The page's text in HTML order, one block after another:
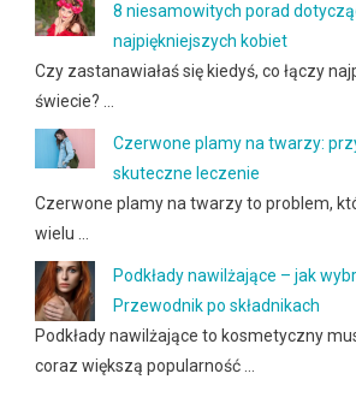
8 niesamowitych porad
najpiękniejszych kobiet
Czy zastanawiałaś się kiedyś, co łączy
świecie? …
Czerwone plamy na twarzy:
skuteczne leczenie
Czerwone plamy na twarzy to problem,
wielu …
Podkłady nawilżające – jak
Przewodnik po składnikach
Podkłady nawilżające to kosmetyczny
coraz większą popularność …